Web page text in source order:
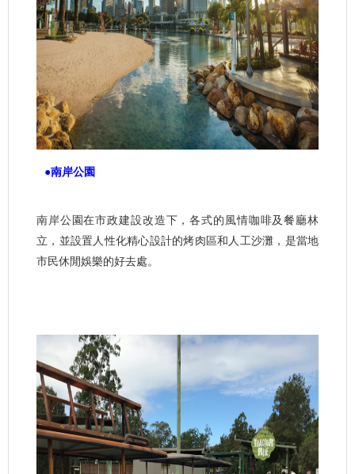
●南岸公園
南岸公園在市政建設改造下，各式的風情咖啡及餐廳林
立，並設置人性化精心設計的烤肉區和人工沙灘，是當地
市民休閒娛樂的好去處。